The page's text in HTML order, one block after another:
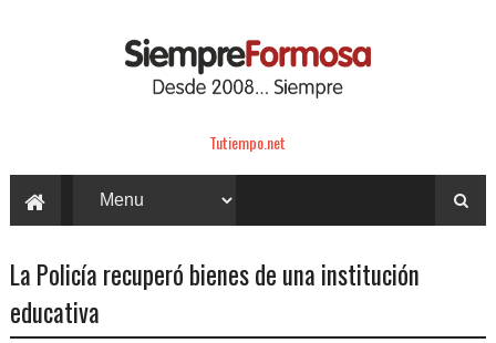
Tutiempo.net
La Policía recuperó bienes de una institución
educativa